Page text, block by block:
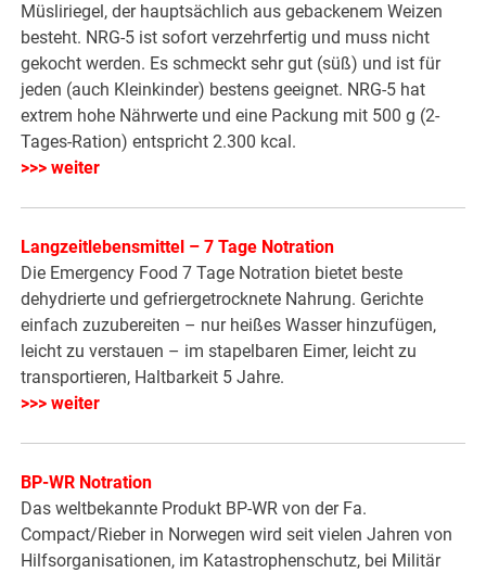
Müsliriegel, der hauptsächlich aus gebackenem Weizen
besteht. NRG-5 ist sofort verzehrfertig und muss nicht
gekocht werden. Es schmeckt sehr gut (süß) und ist für
jeden (auch Kleinkinder) bestens geeignet. NRG-5 hat
extrem hohe Nährwerte und eine Packung mit 500 g (2-
Tages-Ration) entspricht 2.300 kcal.
>>> weiter
Langzeitlebensmittel – 7 Tage Notration
Die Emergency Food 7 Tage Notration bietet beste
dehydrierte und gefriergetrocknete Nahrung. Gerichte
einfach zuzubereiten – nur heißes Wasser hinzufügen,
leicht zu verstauen – im stapelbaren Eimer, leicht zu
transportieren, Haltbarkeit 5 Jahre.
>>> weiter
BP-WR Notration
Das weltbekannte Produkt BP-WR von der Fa.
Compact/Rieber in Norwegen wird seit vielen Jahren von
Hilfsorganisationen, im Katastrophenschutz, bei Militär